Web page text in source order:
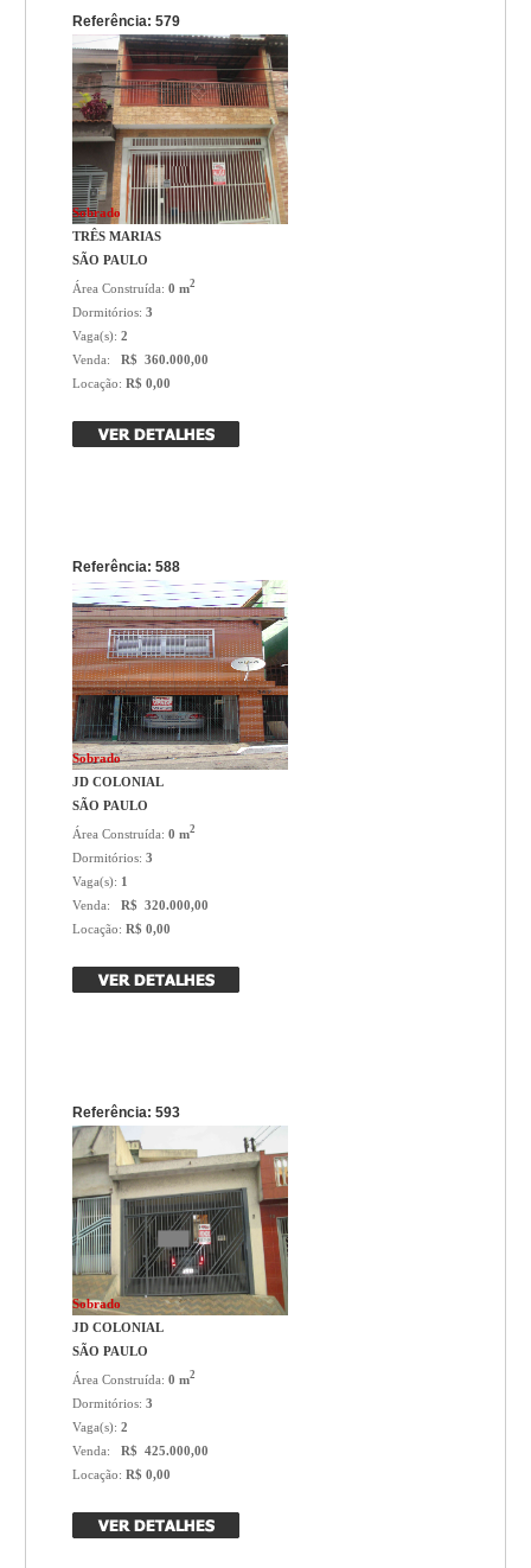
Referência: 579
Sobrado
TRÊS MARIAS
SÃO PAULO
Área Construída:0 m2
Dormitórios:3
Vaga(s):2
Venda:
R$ 360.000,00
Locação:R$ 0,00
Referência: 588
Sobrado
JD COLONIAL
SÃO PAULO
Área Construída:0 m2
Dormitórios:3
Vaga(s): 1
Venda:
R$ 320.000,00
Locação:R$ 0,00
Referência: 593
Sobrado
JD COLONIAL
SÃO PAULO
Área Construída:0 m2
Dormitórios:3
Vaga(s):2
Venda:
R$ 425.000,00
Locação:R$ 0,00